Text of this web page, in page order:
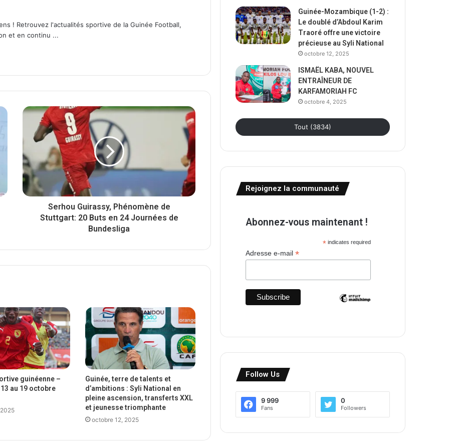
! Retrouvez l'actualités sportive de la Guinée Football,
et en continu ...
Serhou Guirassy, Phénomène de
Stuttgart: 20 Buts en 24 Journées de
Bundesliga
guinéenne –
au 19 octobre
Guinée, terre de talents et
d’ambitions : Syli National en
pleine ascension, transferts XXL
et jeunesse triomphante
octobre 12, 2025
Guinée-Mozambique (1-2) :
Le doublé d’Abdoul Karim
Traoré offre une victoire
précieuse au Syli National
octobre 12, 2025
ISMAËL KABA, NOUVEL
ENTRAÎNEUR DE
KARFAMORIAH FC
octobre 4, 2025
Tout (3834)
Rejoignez la communauté
Abonnez-vous maintenant !
*indicates required
Adresse e-mail*
Follow Us
9 999
Fans
0
Followers